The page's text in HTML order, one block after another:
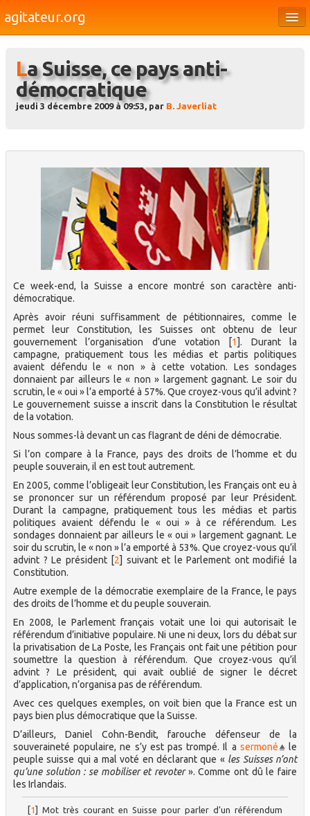
agitateur.org
Bourges & le Cher
Société
Médias
La Suisse, ce pays anti-
démocratique
jeudi 3 décembre 2009 à 09:53, par B. Javerliat
Ce week-end, la Suisse a encore montré son caractère anti-
démocratique.
Après avoir réuni suffisamment de pétitionnaires, comme le
permet leur Constitution, les Suisses ont obtenu de leur
gouvernement l’organisation d’une votation [1]. Durant la
campagne, pratiquement tous les médias et partis politiques
avaient défendu le « non » à cette votation. Les sondages
donnaient par ailleurs le « non » largement gagnant. Le soir du
scrutin, le « oui » l’a emporté à 57%. Que croyez-vous qu’il advint ?
Le gouvernement suisse a inscrit dans la Constitution le résultat
de la votation.
Nous sommes-là devant un cas flagrant de déni de démocratie.
Si l’on compare à la France, pays des droits de l’homme et du
peuple souverain, il en est tout autrement.
En 2005, comme l’obligeait leur Constitution, les Français ont eu à
se prononcer sur un référendum proposé par leur Président.
Durant la campagne, pratiquement tous les médias et partis
politiques avaient défendu le « oui » à ce référendum. Les
sondages donnaient par ailleurs le « oui » largement gagnant. Le
soir du scrutin, le « non » l’a emporté à 53%. Que croyez-vous qu’il
advint ? Le président[2] suivant et le Parlement ont modifié la
Constitution.
Autre exemple de la démocratie exemplaire de la France, le pays
des droits de l’homme et du peuple souverain.
En 2008, le Parlement français votait une loi qui autorisait le
référendum d’initiative populaire. Ni une ni deux, lors du débat sur
la privatisation de La Poste, les Français ont fait une pétition pour
soumettre la question à référendum. Que croyez-vous qu’il
advint ? Le président, qui avait oublié de signer le décret
d’application, n’organisa pas de référendum.
Avec ces quelques exemples, on voit bien que la France est un
pays bien plus démocratique que la Suisse.
D’ailleurs, Daniel Cohn-Bendit, farouche défenseur de la
souveraineté populaire, ne s’y est pas trompé. Il a sermoné
le
peuple suisse qui a mal voté en déclarant que « les Suisses n’ont
qu’une solution : se mobiliser et revoter». Comme ont dû le faire
les Irlandais.
[1]Mot très courant en Suisse pour parler d’un référendum